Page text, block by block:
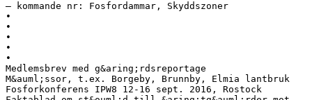
– kommande nr: Fosfordammar, Skyddszoner
•
•
•
•
•
Medlemsbrev med g&aring;rdsreportage
M&auml;ssor, t.ex. Borgeby, Brunnby, Elmia lantbruk
Fosforkonferens IPW8 12-16 sept. 2016, Rostock